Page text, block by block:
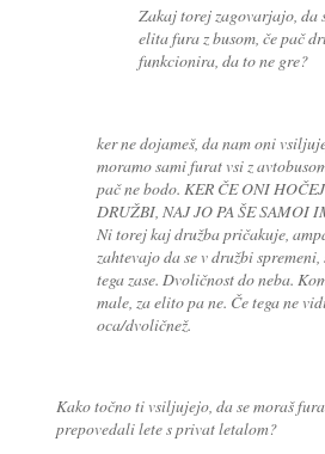
Zakaj torej zagovarjajo, da
elita fura z busom, če pač
funkcionira, da to ne gre?
ker ne dojameš, da nam oni
moramo sami furat vsi z
pač ne bodo. KER ČE ONI
DRUŽBI, NAJ JO PA ŠE SAMOI
Ni torej kaj družba pričakuje,
zahtevajo da se v družbi
tega zase. Dvoličnost do neba.
male, za elito pa ne. Če tega ne
oca/dvoličnež.
Kako točno ti vsiljujejo, da se moraš
prepovedali lete s privat letalom?